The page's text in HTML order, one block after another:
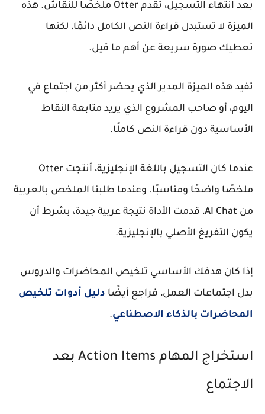
بعد انتهاء التسجيل، تقدم Otter ملخصًا للنقاش. هذه
الميزة لا تستبدل قراءة النص الكامل دائمًا، لكنها
تعطيك صورة سريعة عن أهم ما قيل.
تفيد هذه الميزة المدير الذي يحضر أكثر من اجتماع في
اليوم، أو صاحب المشروع الذي يريد متابعة النقاط
الأساسية دون قراءة النص كاملًا.
عندما كان التسجيل باللغة الإنجليزية، أنتجت Otter
ملخصًا واضحًا ومناسبًا. وعندما طلبنا الملخص بالعربية
من AI Chat، قدمت الأداة نتيجة عربية جيدة، بشرط أن
يكون التفريغ الأصلي بالإنجليزية.
إذا كان هدفك الأساسي تلخيص المحاضرات والدروس
بدل اجتماعات العمل، فراجع أيضًا دليل أدوات تلخيص
المحاضرات بالذكاء الاصطناعي.
استخراج المهام Action Items بعد
الاجتماع